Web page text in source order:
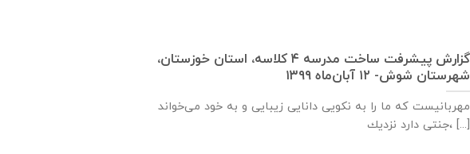
گزارش پیشرفت ساخت مدرسه ٤ كلاسه، استان خوزستان،
شهرستان شوش- ۱۲ آبان‌ماه ۱۳۹۹
مهربانيست كه ما را به نكويی دانايی زيبايی و به خود می‌خواند
جنتی دارد نزديك، [...]